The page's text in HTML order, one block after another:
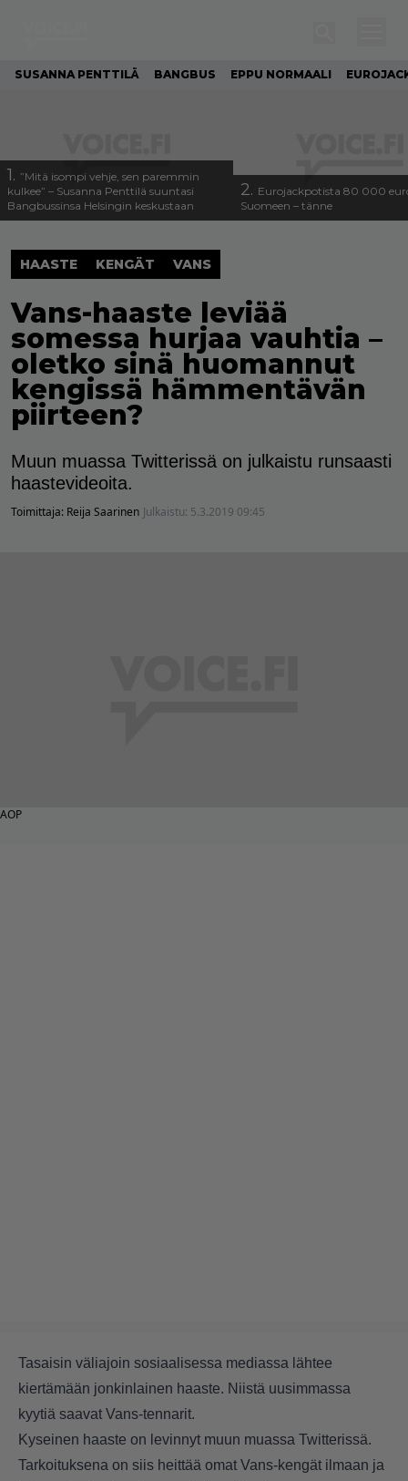
SUSANNA PENTTILÄ BANGBUS EPPU NORMAALI
1. ”Mitä isompi vehje, sen paremmin
kulkee” – Susanna Penttilä suuntasi
Bangbussinsa Helsingin keskustaan
2. Eurojackpotista 80 000
Suomeen – tänne
HAASTE KENGÄT VANS
Vans-haaste leviää
somessa hurjaa vauhtia –
oletko sinä huomannut
kengissä hämmentävän
piirteen?
Muun muassa Twitterissä on julkaistu runsaasti
haastevideoita.
Toimittaja: Reija Saarinen Julkaistu: 5.3.2019 09:45
AOP
Tasaisin väliajoin sosiaalisessa mediassa lähtee
kiertämään jonkinlainen haaste. Niistä uusimmassa
kyytiä saavat Vans-tennarit.
Kyseinen haaste on levinnyt muun muassa Twitterissä.
Tarkoituksena on siis heittää omat Vans-kengät ilmaan ja